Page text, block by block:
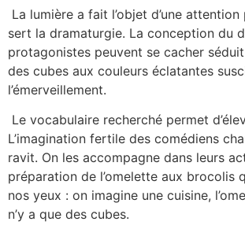
La lumière a fait l’objet d’une
sert la dramaturgie. La conception du
protagonistes peuvent se cacher
des cubes aux couleurs éclatantes
l’émerveillement.
Le vocabulaire recherché permet
L’imagination fertile des comédiens
ravit. On les accompagne dans leurs
préparation de l’omelette aux brocolis
nos yeux : on imagine une cuisine,
n’y a que des cubes.